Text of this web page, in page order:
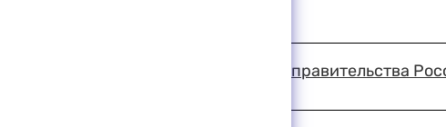
Заседание президиума правительства